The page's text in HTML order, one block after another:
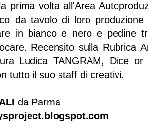
prima volta all'Area
da tavolo di loro
in bianco e nero e pedine
Recensito sulla Rubrica
Ludica TANGRAM, Dice
tutto il suo staff di creativi.
da Parma